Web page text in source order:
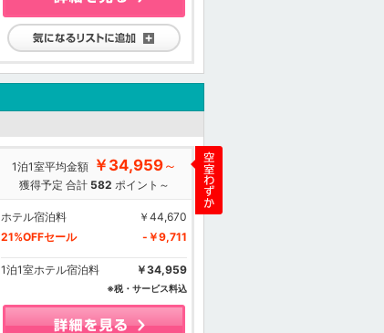
1泊1室平均金額 ￥34,959～
獲得予定 合計 582 ポイント～
ホテル宿泊料
￥44,670
21%OFFセール
-￥9,711
1泊1室ホテル宿泊料 ￥34,959
※税・サービス料込